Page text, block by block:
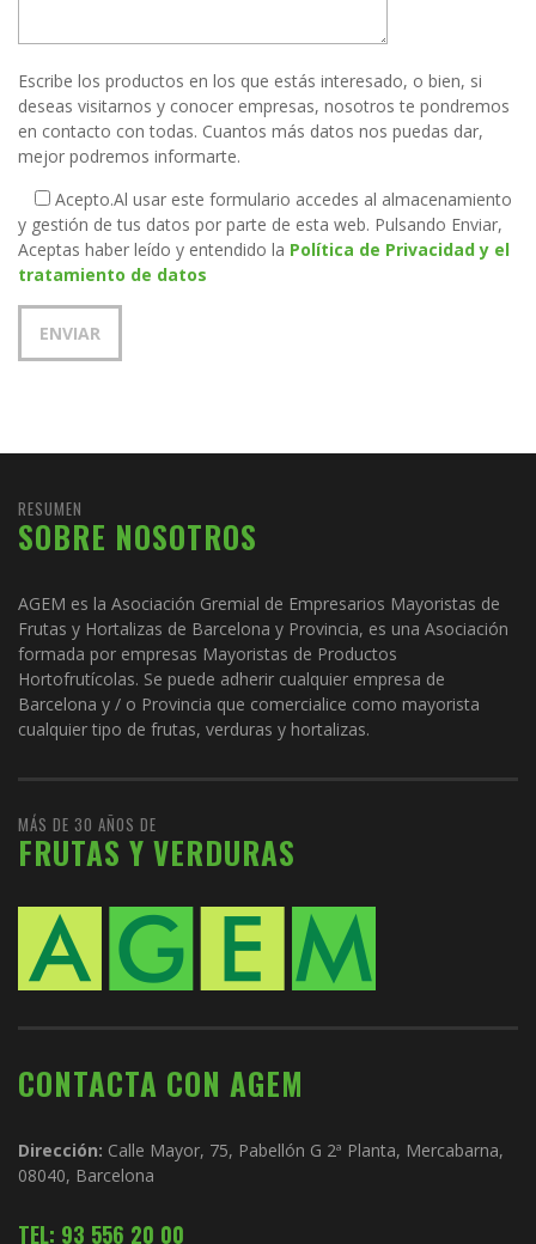
Escribe los productos en los que estás interesado, o bien, si
deseas visitarnos y conocer empresas, nosotros te pondremos
en contacto con todas. Cuantos más datos nos puedas dar,
mejor podremos informarte.
Acepto.Al usar este formulario accedes al almacenamiento
y gestión de tus datos por parte de esta web. Pulsando Enviar,
Aceptas haber leído y entendido la Política de Privacidad y el
tratamiento de datos
RESUMEN
SOBRE NOSOTROS
AGEM es la Asociación Gremial de Empresarios Mayoristas de
Frutas y Hortalizas de Barcelona y Provincia, es una Asociación
formada por empresas Mayoristas de Productos
Hortofrutícolas. Se puede adherir cualquier empresa de
Barcelona y / o Provincia que comercialice como mayorista
cualquier tipo de frutas, verduras y hortalizas.
MÁS DE 30 AÑOS DE
FRUTAS Y VERDURAS
CONTACTA CON AGEM
Dirección: Calle Mayor, 75, Pabellón G 2ª Planta, Mercabarna,
08040, Barcelona
TEL: 93 556 20 00